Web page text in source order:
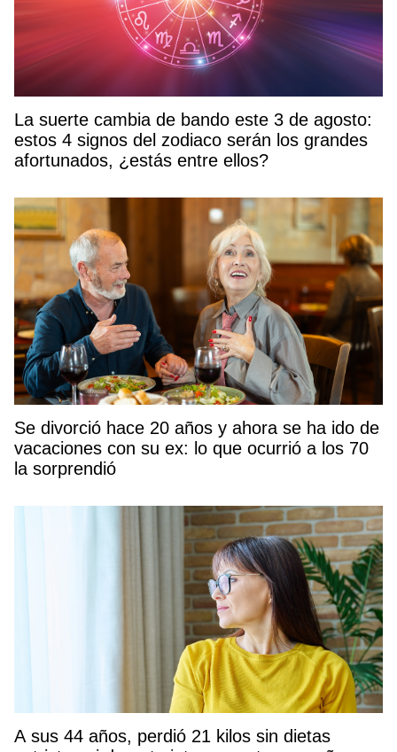
La suerte cambia de bando este 3 de agosto:
estos 4 signos del zodiaco serán los grandes
afortunados, ¿estás entre ellos?
Se divorció hace 20 años y ahora se ha ido de
vacaciones con su ex: lo que ocurrió a los 70
la sorprendió
A sus 44 años, perdió 21 kilos sin dietas